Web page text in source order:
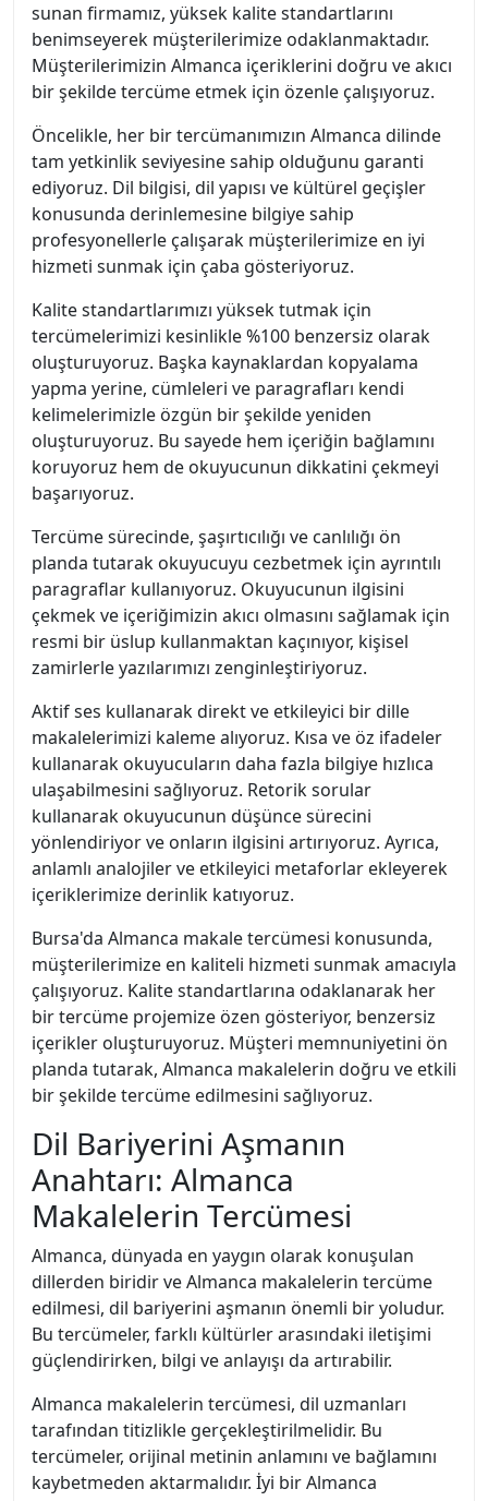
sunan firmamız, yüksek kalite standartlarını
benimseyerek müşterilerimize odaklanmaktadır.
Müşterilerimizin Almanca içeriklerini doğru ve akıcı
bir şekilde tercüme etmek için özenle çalışıyoruz.
Öncelikle, her bir tercümanımızın Almanca dilinde
tam yetkinlik seviyesine sahip olduğunu garanti
ediyoruz. Dil bilgisi, dil yapısı ve kültürel geçişler
konusunda derinlemesine bilgiye sahip
profesyonellerle çalışarak müşterilerimize en iyi
hizmeti sunmak için çaba gösteriyoruz.
Kalite standartlarımızı yüksek tutmak için
tercümelerimizi kesinlikle %100 benzersiz olarak
oluşturuyoruz. Başka kaynaklardan kopyalama
yapma yerine, cümleleri ve paragrafları kendi
kelimelerimizle özgün bir şekilde yeniden
oluşturuyoruz. Bu sayede hem içeriğin bağlamını
koruyoruz hem de okuyucunun dikkatini çekmeyi
başarıyoruz.
Tercüme sürecinde, şaşırtıcılığı ve canlılığı ön
planda tutarak okuyucuyu cezbetmek için ayrıntılı
paragraflar kullanıyoruz. Okuyucunun ilgisini
çekmek ve içeriğimizin akıcı olmasını sağlamak için
resmi bir üslup kullanmaktan kaçınıyor, kişisel
zamirlerle yazılarımızı zenginleştiriyoruz.
Aktif ses kullanarak direkt ve etkileyici bir dille
makalelerimizi kaleme alıyoruz. Kısa ve öz ifadeler
kullanarak okuyucuların daha fazla bilgiye hızlıca
ulaşabilmesini sağlıyoruz. Retorik sorular
kullanarak okuyucunun düşünce sürecini
yönlendiriyor ve onların ilgisini artırıyoruz. Ayrıca,
anlamlı analojiler ve etkileyici metaforlar ekleyerek
içeriklerimize derinlik katıyoruz.
Bursa'da Almanca makale tercümesi konusunda,
müşterilerimize en kaliteli hizmeti sunmak amacıyla
çalışıyoruz. Kalite standartlarına odaklanarak her
bir tercüme projemize özen gösteriyor, benzersiz
içerikler oluşturuyoruz. Müşteri memnuniyetini ön
planda tutarak, Almanca makalelerin doğru ve etkili
bir şekilde tercüme edilmesini sağlıyoruz.
Dil Bariyerini Aşmanın
Anahtarı: Almanca
Makalelerin Tercümesi
Almanca, dünyada en yaygın olarak konuşulan
dillerden biridir ve Almanca makalelerin tercüme
edilmesi, dil bariyerini aşmanın önemli bir yoludur.
Bu tercümeler, farklı kültürler arasındaki iletişimi
güçlendirirken, bilgi ve anlayışı da artırabilir.
Almanca makalelerin tercümesi, dil uzmanları
tarafından titizlikle gerçekleştirilmelidir. Bu
tercümeler, orijinal metinin anlamını ve bağlamını
kaybetmeden aktarmalıdır. İyi bir Almanca